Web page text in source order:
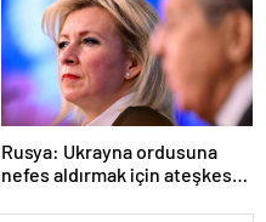
Rusya: Ukrayna ordusuna
nefes aldırmak için ateşkes